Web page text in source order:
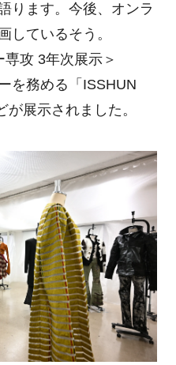
ります。今後、オンラ
しているそう。
攻 3年次展示＞
を務める「ISSHUN
展示されました。